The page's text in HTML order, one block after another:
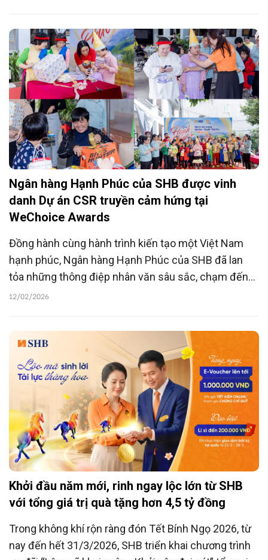
SIM vật lý phức tạp.
Ngân hàng Hạnh Phúc của SHB được vinh
danh Dự án CSR truyền cảm hứng tại
WeChoice Awards
Đồng hành cùng hành trình kiến tạo một Việt Nam
hạnh phúc, Ngân hàng Hạnh Phúc của SHB đã lan
tỏa những thông điệp nhân văn sâu sắc, chạm đến
trái tim cộng đồng thông qua hàng loạt hoạt động
12/02/2026
Khởi đầu năm mới, rinh ngay lộc lớn từ SHB
với tổng giá trị quà tặng hơn 4,5 tỷ đồng
Trong không khí rộn ràng đón Tết Bính Ngọ 2026, từ
nay đến hết 31/3/2026, SHB triển khai chương trình